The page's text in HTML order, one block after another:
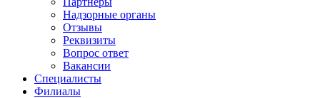
Надзорные органы
Отзывы
Реквизиты
Вопрос ответ
Вакансии
Специалисты
Филиалы